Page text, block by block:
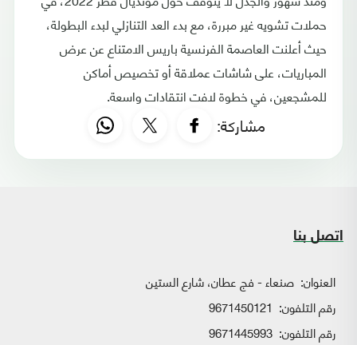
حملات تشويه غير مبررة، مع بدء العد التنازلي لبدء البطولة،
حيث أعلنت العاصمة الفرنسية باريس الامتناع عن عرض
المباريات، على شاشات عملاقة أو تخصيص أماكن
للمشجعين، في خطوة لافت انتقادات واسعة.
مشاركة:
اتصل بنا
العنوان: صنعاء - فج عطان، شارع الستين
رقم التلفون: 9671450121
رقم التلفون: 9671445993